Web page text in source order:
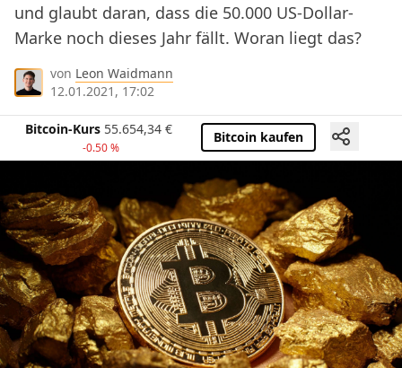
und glaubt daran, dass die 50.000 US-Dollar-
Marke noch dieses Jahr fällt. Woran liegt das?
von Leon Waidmann
12.01.2021, 17:02
Bitcoin-Kurs 55.654,34 €
-0.50 %
Bitcoin kaufen